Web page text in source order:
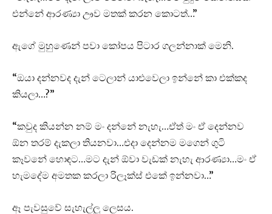
එන්නේ ආරණ්‍යා ඌව මතක් කරන කොටත්…”
ඇගේ මුහුණෙන් පවා කෝපය පිටාර ගලන්නාක් මෙනි.
“ඔයා දන්නවද දැන් ටෙලාන් යාළුවෙලා ඉන්නේ කා එක්කද
කියලා…?”
“කවුද කියන්න නම් මං දන්නේ නැහැ…ඒත් මං ඒ දෙන්නව
ඕන තරම් දැකලා තියනවා…එදා දෙන්නම මගෙන් ගුටි
කෑවනේ හොඳට…මට දැන් ඕවා වැඩක් නැහැ ආරණ්‍යා…මං ඒ
හැමදේම අමතක කරලා රිලෑක්ස් එකේ ඉන්නවා…”
ඈ පැවසුවේ සැහැල්ලු ලෙසය.